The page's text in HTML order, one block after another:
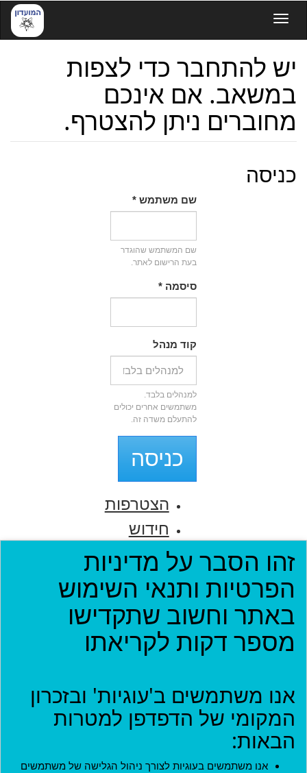
לתוכן
העיקרי
Toggle navigation
יש להתחבר כדי לצפות
במשאב. אם אינכם
מחוברים ניתן להצטרף.
כניסה
שם משתמש*
שם המשתמש שהוגדר
בעת הרישום לאתר.
סיסמה*
קוד מנהל
למנהלים בלבד.
משתמשים אחרים יכולים
להתעלם משדה זה.
כניסה
הצטרפות
חידוש
סיסמה
זהו הסבר על מדיניות
הפרטיות ותנאי השימוש
באתר וחשוב שתקדישו
מספר דקות לקריאתו
אנו משתמשים ב'עוגיות' ובזכרון
המקומי של הדפדפן למטרות
הבאות:
אנו משתמשים בעוגיות לצורך ניהול הגלישה של משתמשים
קהילות
ארגונים
אירועים